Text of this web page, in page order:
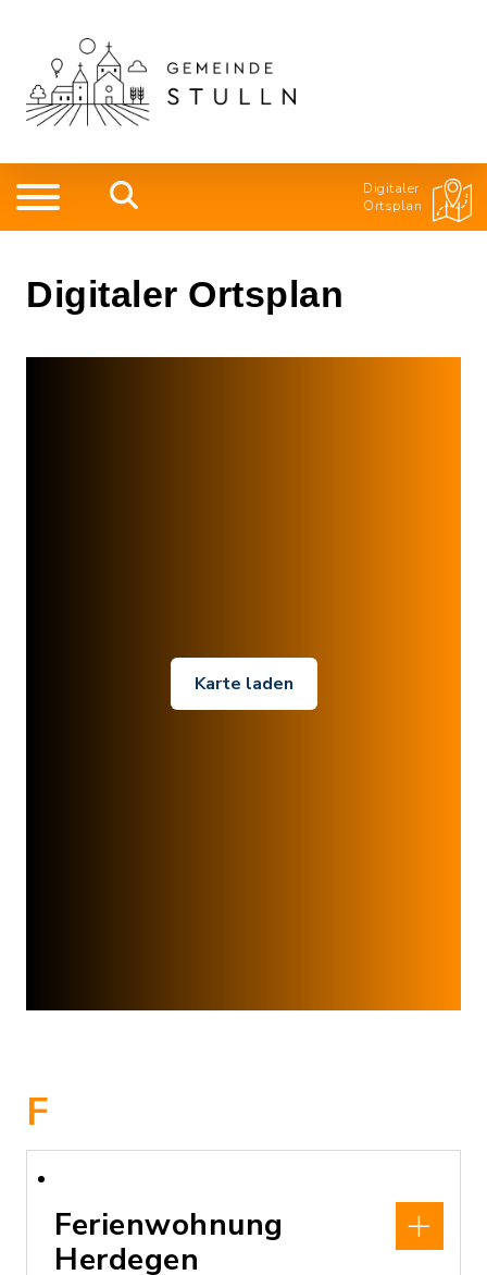
Digitaler
Ortsplan
Digitaler Ortsplan
Karte laden
F
Ferienwohnung
Herdegen